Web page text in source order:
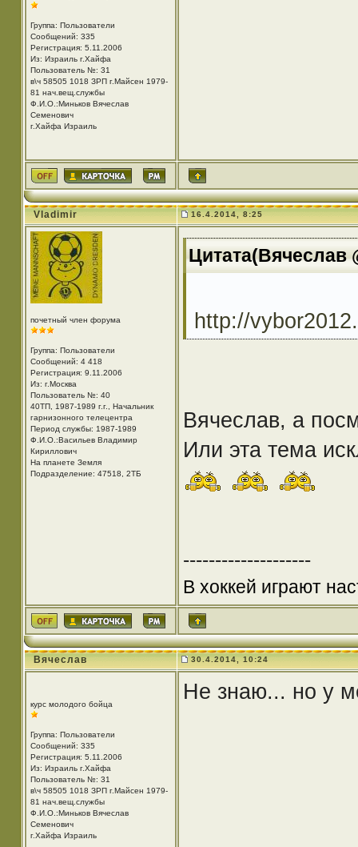
Группа: Пользователи
Сообщений: 335
Регистрация: 5.11.2006
Из: Израиль г.Хайфа
Пользователь №: 31
в\ч 58505 1018 ЗРП г.Майсен 1979-
81 нач.вещ.службы
Ф.И.О.:Миньков Вячеслав
Семенович
г.Хайфа Израиль
Vladimir 16.4.2014, 8:25
почетный член форума
Группа: Пользователи
Сообщений: 4 418
Регистрация: 9.11.2006
Из: г.Москва
Пользователь №: 40
40ТП, 1987-1989 г.г., Начальник
гарнизонного телецентра
Период службы: 1987-1989
Ф.И.О.:Васильев Владимир
Кириллович
На планете Земля
Подразделение: 47518, 2ТБ
Цитата(Вячеслав
http://
Вячеслав, а
Или эта тема
--------------------
В хоккей играют
Вячеслав 30.4.2014, 10:24
курс молодого бойца
Группа: Пользователи
Сообщений: 335
Регистрация: 5.11.2006
Из: Израиль г.Хайфа
Пользователь №: 31
в\ч 58505 1018 ЗРП г.Майсен 1979-
81 нач.вещ.службы
Ф.И.О.:Миньков Вячеслав
Семенович
г.Хайфа Израиль
Не знаю... но у